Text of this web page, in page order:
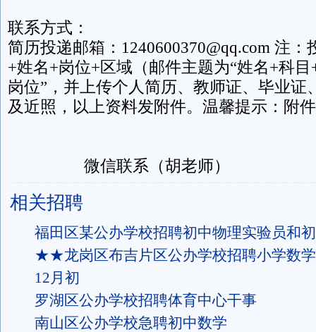
联系方式：
简历投递邮箱：1240600370@qq.com 注
+姓名+岗位+区域（邮件主题为“姓名+科
岗位”，并上传个人简历、教师证、毕业证
及近照，以上资料发附件。温馨提示：附
微信联系（胡老师）
相关招聘
福田区某公办学校招聘初中物理实验员和
★★龙岗区布吉片区公办学校招聘小学数
12月初
罗湖区公办学校招聘体育中心干事
南山区公办学校急聘初中数学